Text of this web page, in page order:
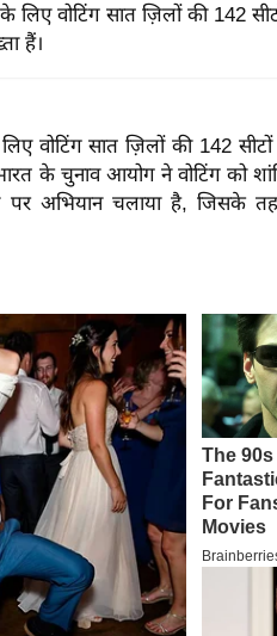
लिए वोटिंग सात ज़िलों की 142
हैं।
वोटिंग सात ज़िलों की 142
के चुनाव आयोग ने वोटिंग को
अभियान चलाया है, जिसके